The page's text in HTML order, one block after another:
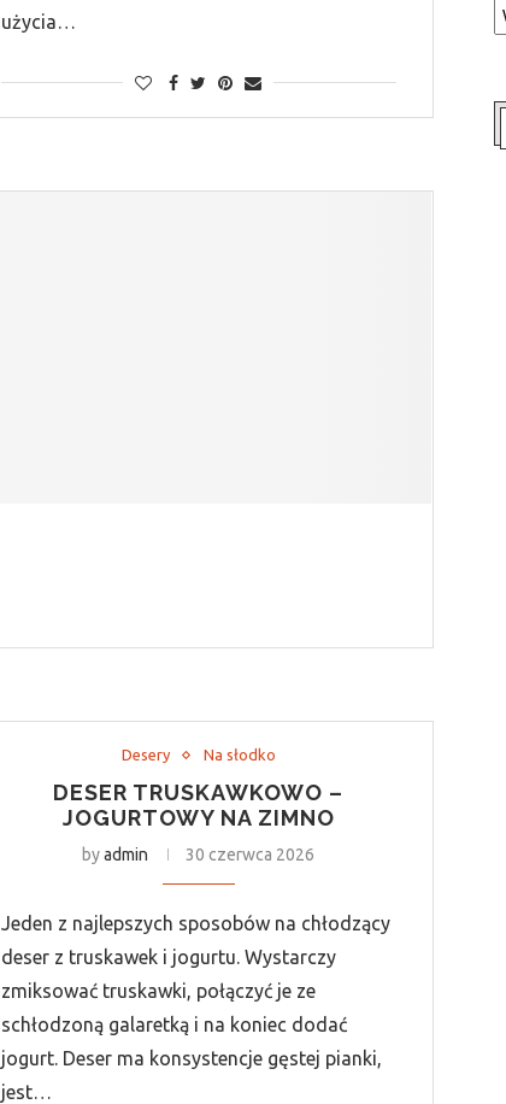
użycia…
Desery Na słodko
DESER TRUSKAWKOWO –
JOGURTOWY NA ZIMNO
byadmin 30 czerwca 2026
Jeden z najlepszych sposobów na chłodzący
deser z truskawek i jogurtu. Wystarczy
zmiksować truskawki, połączyć je ze
schłodzoną galaretką i na koniec dodać
jogurt. Deser ma konsystencje gęstej pianki,
jest…